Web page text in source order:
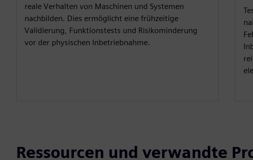
reale Verhalten von Maschinen und Systemen
nachbilden. Dies ermöglicht eine frühzeitige
Validierung, Funktionstests und Risikominderung
vor der physischen Inbetriebnahme.
Ressourcen und verwandte